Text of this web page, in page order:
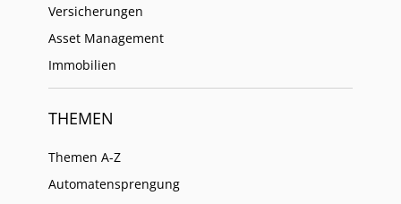
Versicherungen
Asset Management
Immobilien
THEMEN
Themen A-Z
Automatensprengung